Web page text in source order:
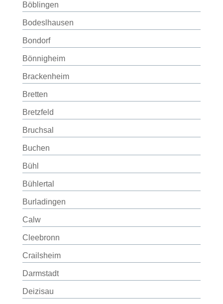
Böblingen
Bodeslhausen
Bondorf
Bönnigheim
Brackenheim
Bretten
Bretzfeld
Bruchsal
Buchen
Bühl
Bühlertal
Burladingen
Calw
Cleebronn
Crailsheim
Darmstadt
Deizisau